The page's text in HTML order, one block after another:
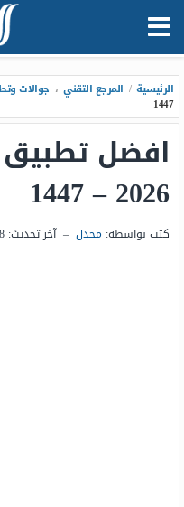
الرئيسية / المرجع التقني ، جوالات
1447
افضل تطبيق
2026 – 1447
كتب بواسطة: مجدل – آخر تحديث: 28